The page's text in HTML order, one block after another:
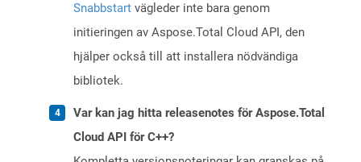
Snabbstart vägleder inte bara genom
initieringen av Aspose.Total Cloud API, den
hjälper också till att installera nödvändiga
bibliotek.
Var kan jag hitta releasenotes för Aspose.Total
Cloud API för C++?